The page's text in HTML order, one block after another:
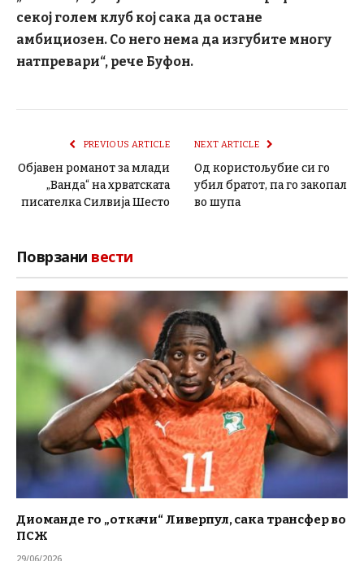
секој голем клуб кој сака да остане
амбициозен. Со него нема да изгубите многу
натпревари“, рече Буфон.
PREVIOUS ARTICLE
Објавен романот за млади
„Ванда“ на хрватската
писателка Силвија Шесто
NEXT ARTICLE
Од користољубие си го
убил братот, па го закопал
во шупа
Поврзани вести
Диоманде го „откачи“ Ливерпул, сака трансфер во
ПСЖ
29/06/2026